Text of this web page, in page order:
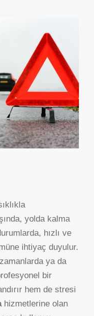
yolda kalma
hızlı ve
ihtiyaç duyulur.
ya da
bir
hem de stresi
hizmetlerine olan